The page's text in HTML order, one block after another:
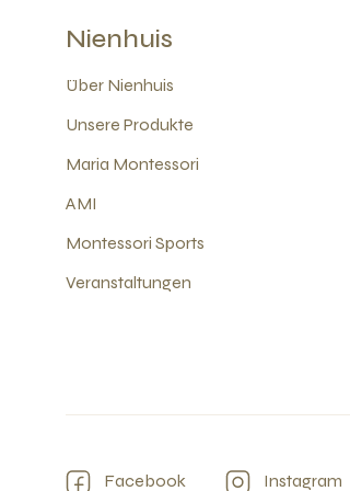
Nienhuis
Über Nienhuis
Unsere Produkte
Maria Montessori
AMI
Montessori Sports
Veranstaltungen
Facebook Instagram